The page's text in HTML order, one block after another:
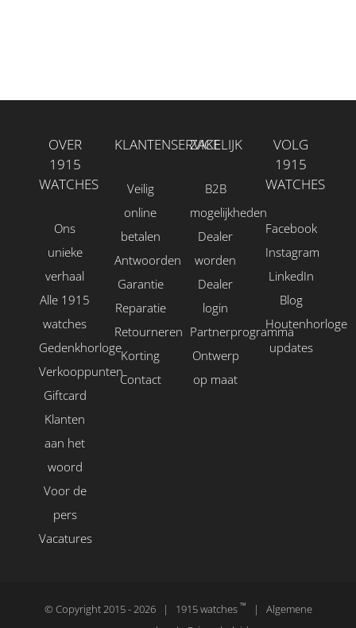
OVER
1915
WATCHES
Ons
unieke
verhaal
Alle 1915
watches
Gedenkhorloge
Verkooppunten
Giftcard
Klanten
aan het
woord
Voor de
pers
Vacatures
KLANTENSERVICE
Veilig
online
betalen
Antwoorden
Garantie
Reparatie
Retourneren
Korting
Contact
ZAKELIJK
B2B
mogelijkheden
Dealer
worden
Dealer
login
Partnerprogramma
Ontwerp
op maat
VOLG
1915
WATCHES
Facebook
Instagram
LinkedIn
Blog
Houtenhorloge
updates
© Copyright 2015 -2026 | 1915 watches ™ | Algemene